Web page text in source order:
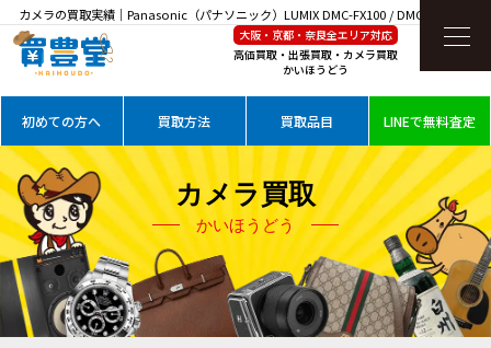
カメラの買取実績｜Panasonic（パナソニック）LUMIX DMC-FX100 / DMC-FX30 コン
パクトデジタルカメラを高価買取
大阪・京都・奈良全エリア対応
高価買取・出張買取・カメラ買取
かいほうどう
初めての方へ 買取方法 買取品目 LINEで無料査定
カメラ買取
かいほうどう